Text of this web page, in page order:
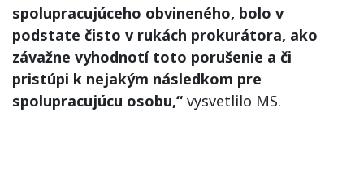
spolupracujúceho obvineného, bolo v
podstate čisto v rukách prokurátora, ako
závažne vyhodnotí toto porušenie a či
pristúpi k nejakým následkom pre
spolupracujúcu osobu,“ vysvetlilo MS.